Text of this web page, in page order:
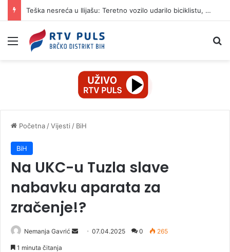
Teška nesreća u Ilijašu: Teretno vozilo udarilo biciklistu, 75-godišnjak zadržan u bolnici
Izbornik
Početna /Vijesti / BiH
BiH
Na UKC-u Tuzla slave
nabavku aparata za
zračenje!?
Nemanja Gavrić 07.04.2025 0 265
1 minuta čitanja